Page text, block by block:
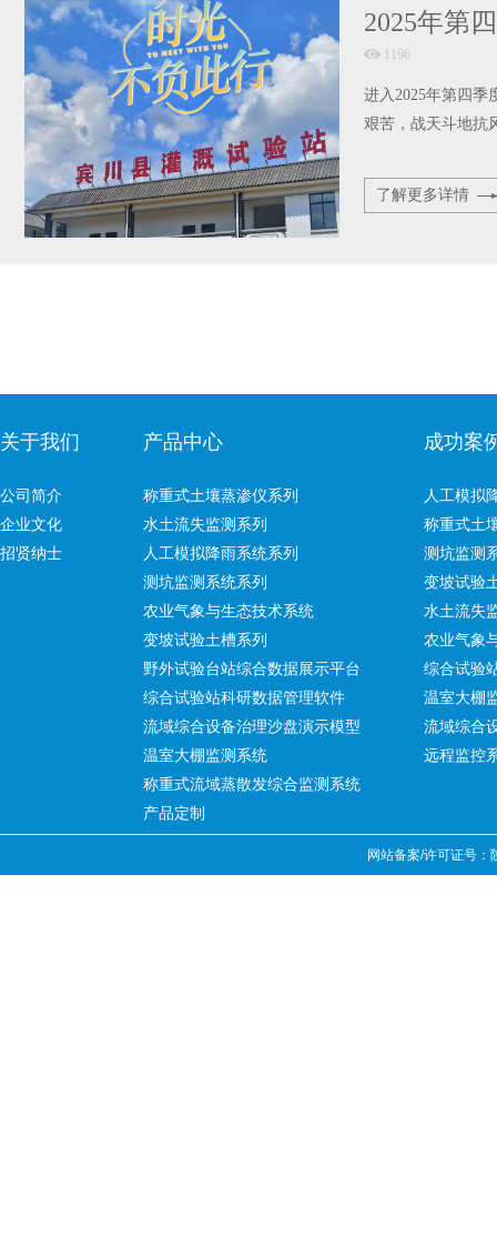
2025年第
1196
进入2025年第四季
艰苦，战天斗地抗
了解更多详情
关于我们
公司简介
企业文化
招贤纳士
产品中心
称重式土壤蒸渗仪系列
水土流失监测系列
人工模拟降雨系统系列
测坑监测系统系列
农业气象与生态技术系统
变坡试验土槽系列
野外试验台站综合数据展示平台
综合试验站科研数据管理软件
流域综合设备治理沙盘演示模型
温室大棚监测系统
称重式流域蒸散发综合监测系统
产品定制
成功案
人工模拟
称重式土
测坑监测
变坡试验
水土流失
农业气象
综合试验
温室大棚
流域综合
远程监控
网站备案/许可证号